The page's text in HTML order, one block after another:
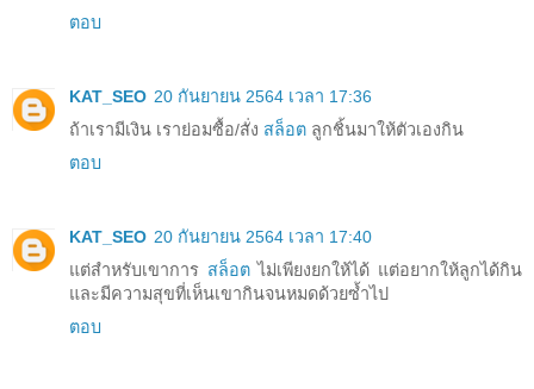
ตอบ
KAT_SEO 20 กันยายน 2564 เวลา 17:36
ถ้าเรามีเงิน เราย่อมซื้อ/สั่ง สล็อต ลูกชิ้นมาให้ตัวเองกิน
ตอบ
KAT_SEO 20 กันยายน 2564 เวลา 17:40
แต่สำหรับเขาการ สล็อตไม่เพียงยกให้ได้ แต่อยากให้ลูกได้กิน
และมีความสุขที่เห็นเขากินจนหมดด้วยซ้ำไป
ตอบ